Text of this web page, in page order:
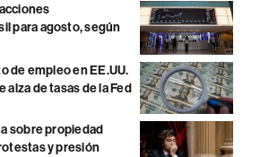
para agosto, según
de empleo en EE.UU.
de tasas de la Fed
sobre propiedad
y presión